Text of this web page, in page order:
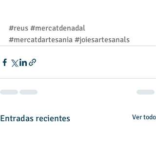
#reus #mercatdenadal
#mercatdartesania #joiesartesanals
Entradas recientes Ver todo